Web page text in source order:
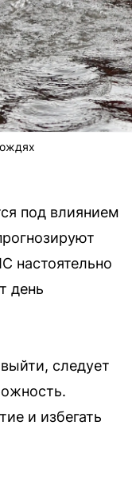
под влиянием
настоятельно
день
следует
и избегать